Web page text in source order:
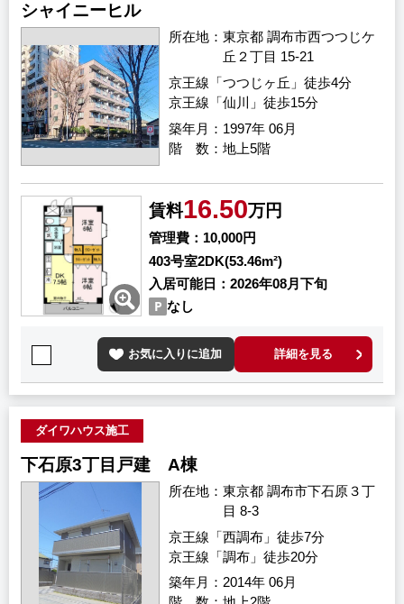
シャイニーヒル
所在地
東京都 調布市西つつじケ
丘２丁目 15-21
築年月 1997年 06月
京王線「つつじヶ丘」徒歩4分
京王線「仙川」徒歩15分
階 数 地上5階
賃料16.50万円
管理費
10,000円
403号室2DK(53.46m²)
入居可能日
2026年08月下旬
なし
お気に入りに追加 詳細を見る
ダイワハウス施工
下石原3丁目戸建 A棟
所在地
東京都 調布市下石原３丁
目 8-3
築年月 2014年 06月
京王線「西調布」徒歩7分
京王線「調布」徒歩20分